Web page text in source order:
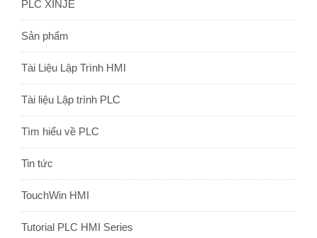
PLC XINJE
Sản phẩm
Tài Liệu Lập Trình HMI
Tài liệu Lập trình PLC
Tìm hiểu về PLC
Tin tức
TouchWin HMI
Tutorial PLC HMI Series